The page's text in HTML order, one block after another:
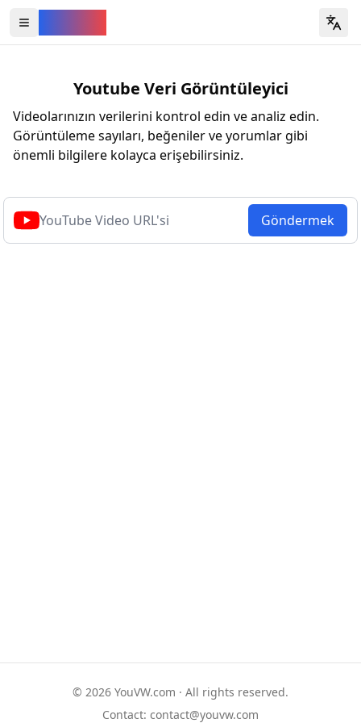
Open all YouTube tools
Youtube Veri Görüntüleyici
Videolarınızın verilerini kontrol edin ve analiz edin.
Görüntüleme sayıları, beğeniler ve yorumlar gibi
önemli bilgilere kolayca erişebilirsiniz.
Göndermek
© 2026 YouVW.com · All rights reserved.
Contact: contact@youvw.com